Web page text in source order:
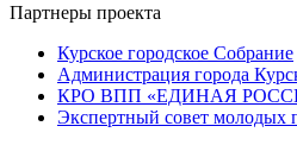
Партнеры проекта
Курское городское Собрание
Администрация города
КРО ВПП «ЕДИНАЯ
Экспертный совет молодых